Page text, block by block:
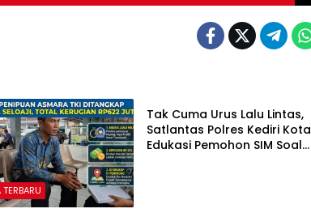
TERBARU
Tak Cuma Urus Lalu Lintas,
Satlantas Polres Kediri Kota
Edukasi Pemohon SIM Soal